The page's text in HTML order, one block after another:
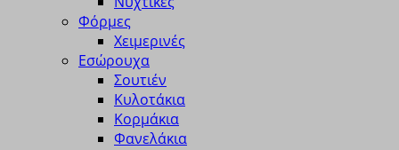
Φόρμες
Χειμερινές
Εσώρουχα
Σουτιέν
Κυλοτάκια
Κορμάκια
Φανελάκια